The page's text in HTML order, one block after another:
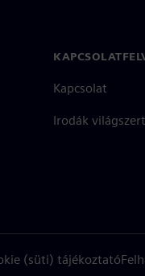
Kapcsolat
Irodák
(süti) tájékoztató